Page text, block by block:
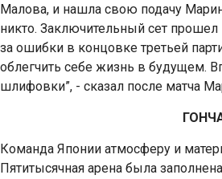
Малова, и нашла свою подачу
никто. Заключительный сет
за ошибки в концовке третьей
облегчить себе жизнь в будущем.
шлифовки”, - сказал после матча
Команда Японии атмосферу и
Пятитысячная арена была